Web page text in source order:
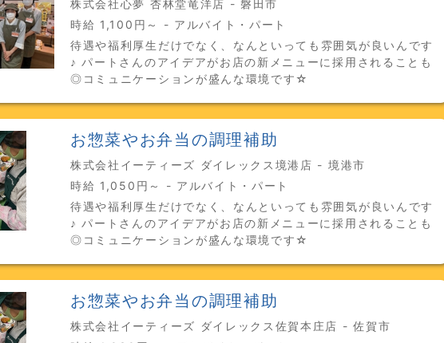
株式会社心夢 杏林堂竜洋店 - 磐田市
時給 1,100円～ - アルバイト・パート
待遇や福利厚生だけでなく、なんといっても雰囲気が良いんです
♪ パートさんのアイデアがお店の新メニューに採用されることも
◎コミュニケーションが盛んな環境です☆
お惣菜やお弁当の調理補助
株式会社イーティーズ ダイレックス境港店 - 境港市
時給 1,050円～ - アルバイト・パート
待遇や福利厚生だけでなく、なんといっても雰囲気が良いんです
♪ パートさんのアイデアがお店の新メニューに採用されることも
◎コミュニケーションが盛んな環境です☆
お惣菜やお弁当の調理補助
株式会社イーティーズ ダイレックス佐賀本庄店 - 佐賀市